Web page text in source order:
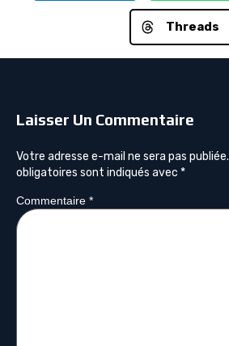
Threads
Laisser Un Commentaire
Votre adresse e-mail ne sera pas publiée.
obligatoires sont indiqués avec *
Commentaire *